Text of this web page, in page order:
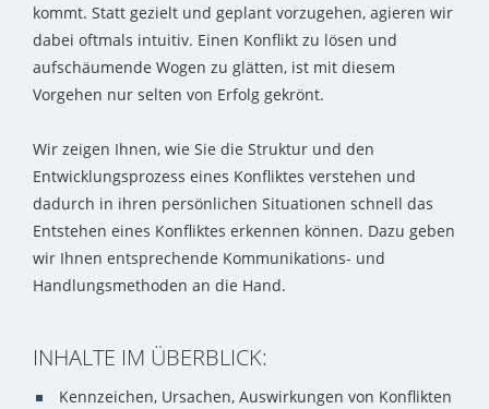
kommt. Statt gezielt und geplant vorzugehen, agieren wir
dabei oftmals intuitiv. Einen Konflikt zu lösen und
aufschäumende Wogen zu glätten, ist mit diesem
Vorgehen nur selten von Erfolg gekrönt.
Wir zeigen Ihnen, wie Sie die Struktur und den
Entwicklungsprozess eines Konfliktes verstehen und
dadurch in ihren persönlichen Situationen schnell das
Entstehen eines Konfliktes erkennen können. Dazu geben
wir Ihnen entsprechende Kommunikations- und
Handlungsmethoden an die Hand.
INHALTE IM ÜBERBLICK:
Kennzeichen, Ursachen, Auswirkungen von Konflikten